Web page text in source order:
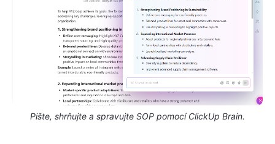
Pište, shrňujte a spravujte SOP pomocí ClickUp Brain.